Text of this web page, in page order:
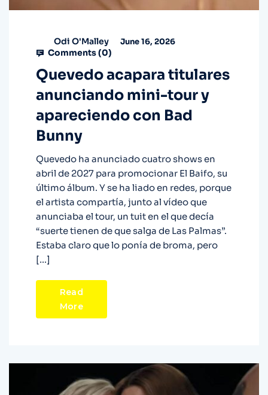
Odi O'Malley June 16, 2026
Comments (0)
Quevedo acapara titulares
anunciando mini-tour y
apareciendo con Bad
Bunny
Quevedo ha anunciado cuatro shows en
abril de 2027 para promocionar El Baifo, su
último álbum. Y se ha liado en redes, porque
el artista compartía, junto al vídeo que
anunciaba el tour, un tuit en el que decía
“suerte tienen de que salga de Las Palmas”.
Estaba claro que lo ponía de broma, pero
[…]
Read
More